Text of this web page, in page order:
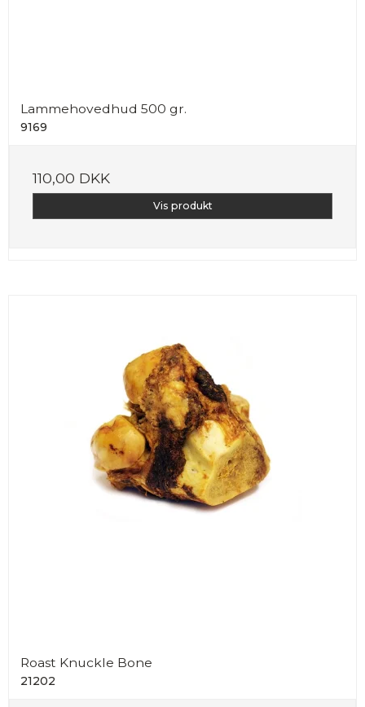
Lammehovedhud 500 gr.
9169
110,00 DKK
Vis produkt
Roast Knuckle Bone
21202